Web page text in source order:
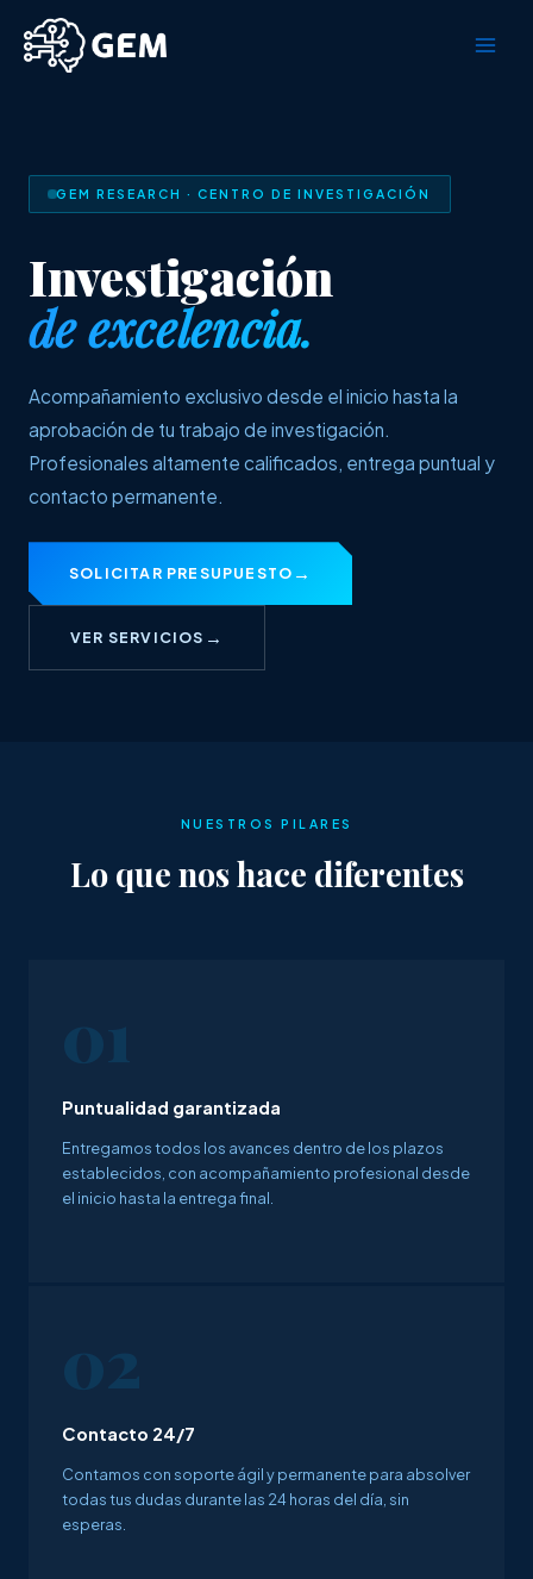
contenido
GEM RESEARCH · CENTRO DE INVESTIGACIÓN
Investigación
de excelencia.
Acompañamiento exclusivo desde el inicio hasta la
aprobación de tu trabajo de investigación.
Profesionales altamente calificados, entrega puntual y
contacto permanente.
SOLICITAR PRESUPUESTO
VER SERVICIOS
NUESTROS PILARES
Lo que nos hace diferentes
01
Puntualidad garantizada
Entregamos todos los avances dentro de los plazos
establecidos, con acompañamiento profesional desde
el inicio hasta la entrega final.
02
Contacto 24/7
Contamos con soporte ágil y permanente para absolver
todas tus dudas durante las 24 horas del día, sin
esperas.